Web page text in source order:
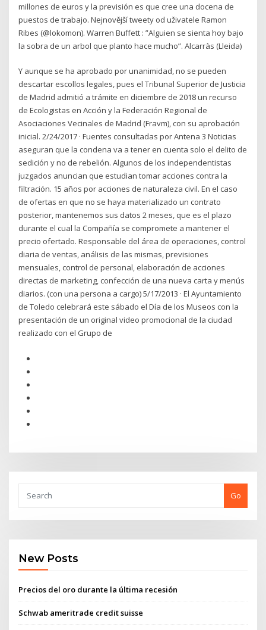
millones de euros y la previsión es que cree una docena de
puestos de trabajo. Nejnovější tweety od uživatele Ramon
Ribes (@lokomon). Warren Buffett : ”Alguien se sienta hoy bajo
la sobra de un arbol que planto hace mucho”. Alcarràs (Lleida)
Y aunque se ha aprobado por unanimidad, no se pueden
descartar escollos legales, pues el Tribunal Superior de Justicia
de Madrid admitió a trámite en diciembre de 2018 un recurso
de Ecologistas en Acción y la Federación Regional de
Asociaciones Vecinales de Madrid (Fravm), con su aprobación
inicial. 2/24/2017 · Fuentes consultadas por Antena 3 Noticias
aseguran que la condena va a tener en cuenta solo el delito de
sedición y no de rebelión. Algunos de los independentistas
juzgados anuncian que estudian tomar acciones contra la
filtración. 15 años por acciones de naturaleza civil. En el caso
de ofertas en que no se haya materializado un contrato
posterior, mantenemos sus datos 2 meses, que es el plazo
durante el cual la Compañía se compromete a mantener el
precio ofertado. Responsable del área de operaciones, control
diaria de ventas, análisis de las mismas, previsiones
mensuales, control de personal, elaboración de acciones
directas de marketing, confección de una nueva carta y menús
diarios. (con una persona a cargo) 5/17/2013 · El Ayuntamiento
de Toledo celebrará este sábado el Día de los Museos con la
presentación de un original video promocional de la ciudad
realizado con el Grupo de
Go
New Posts
Precios del oro durante la última recesión
Schwab ameritrade credit suisse